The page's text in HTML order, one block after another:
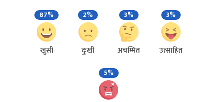
87%
खुसी
2%
दुःखी
3%
अचम्मित
3%
उत्साहित
5%